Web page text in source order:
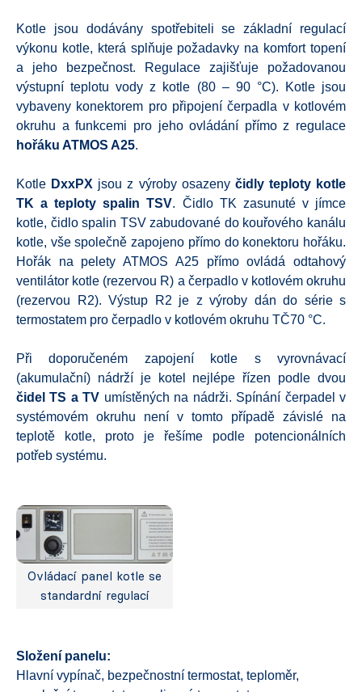
Kotle jsou dodávány spotřebiteli se základní regulací
výkonu kotle, která splňuje požadavky na komfort topení
a jeho bezpečnost. Regulace zajišťuje požadovanou
výstupní teplotu vody z kotle (80 – 90 °C). Kotle jsou
vybaveny konektorem pro připojení čerpadla v kotlovém
okruhu a funkcemi pro jeho ovládání přímo z regulace
hořáku ATMOS A25.
Kotle DxxPX jsou z výroby osazeny čidly teploty kotle
TK a teploty spalin TSV. Čidlo TK zasunuté v jímce
kotle, čidlo spalin TSV zabudované do kouřového kanálu
kotle, vše společně zapojeno přímo do konektoru hořáku.
Hořák na pelety ATMOS A25 přímo ovládá odtahový
ventilátor kotle (rezervou R) a čerpadlo v kotlovém okruhu
(rezervou R2). Výstup R2 je z výroby dán do série s
termostatem pro čerpadlo v kotlovém okruhu TČ70 °C.
Při doporučeném zapojení kotle s vyrovnávací
(akumulační) nádrží je kotel nejlépe řízen podle dvou
čidel TS a TV umístěných na nádrži. Spínání čerpadel v
systémovém okruhu není v tomto případě závislé na
teplotě kotle, proto je řešíme podle potencionálních
potřeb systému.
Ovládací panel kotle se
standardní regulací
Složení panelu:
Hlavní vypínač, bezpečnostní termostat, teploměr,